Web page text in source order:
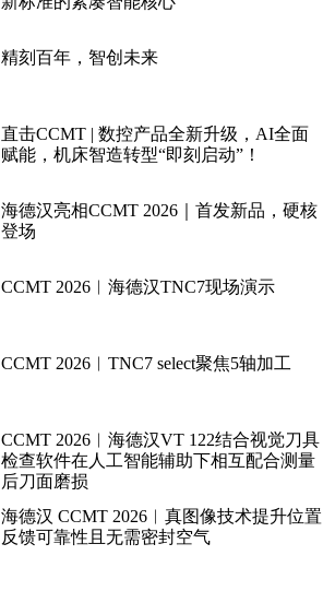
精刻百年，智创未来
直击CCMT | 数控产品全新升级，AI全面
赋能，机床智造转型“即刻启动”！
海德汉亮相CCMT 2026｜首发新品，硬核
登场
CCMT 2026︱海德汉TNC7现场演示
CCMT 2026︱TNC7 select聚焦5轴加工
CCMT 2026︱海德汉VT 122结合视觉刀具
检查软件在人工智能辅助下相互配合测量
后刀面磨损
海德汉 CCMT 2026︱真图像技术提升位置
反馈可靠性且无需密封空气